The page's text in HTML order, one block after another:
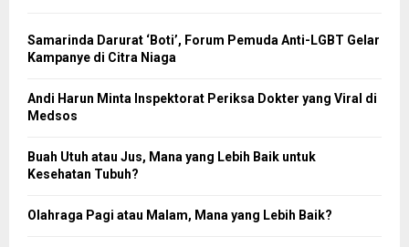
Samarinda Darurat ‘Boti’, Forum Pemuda Anti-LGBT Gelar
Kampanye di Citra Niaga
Andi Harun Minta Inspektorat Periksa Dokter yang Viral di
Medsos
Buah Utuh atau Jus, Mana yang Lebih Baik untuk
Kesehatan Tubuh?
Olahraga Pagi atau Malam, Mana yang Lebih Baik?